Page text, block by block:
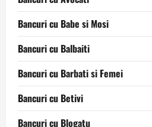
Bancuri cu Babe si Mosi
Bancuri cu Balbaiti
Bancuri cu Barbati si Femei
Bancuri cu Betivi
Bancuri cu Blogatu